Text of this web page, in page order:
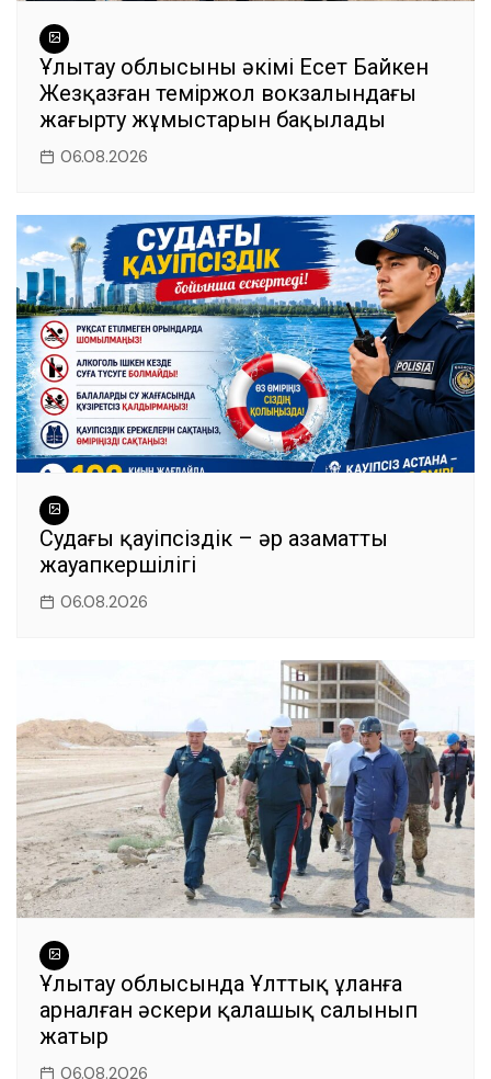
Ұлытау облысының әкімі Есет Байкен
Жезқазған теміржол вокзалындағы
жаңғырту жұмыстарын бақылады
06.08.2026
Судағы қауіпсіздік – әр азаматтың
жауапкершілігі
06.08.2026
Ұлытау облысында Ұлттық ұланға
арналған әскери қалашық салынып
жатыр
06.08.2026